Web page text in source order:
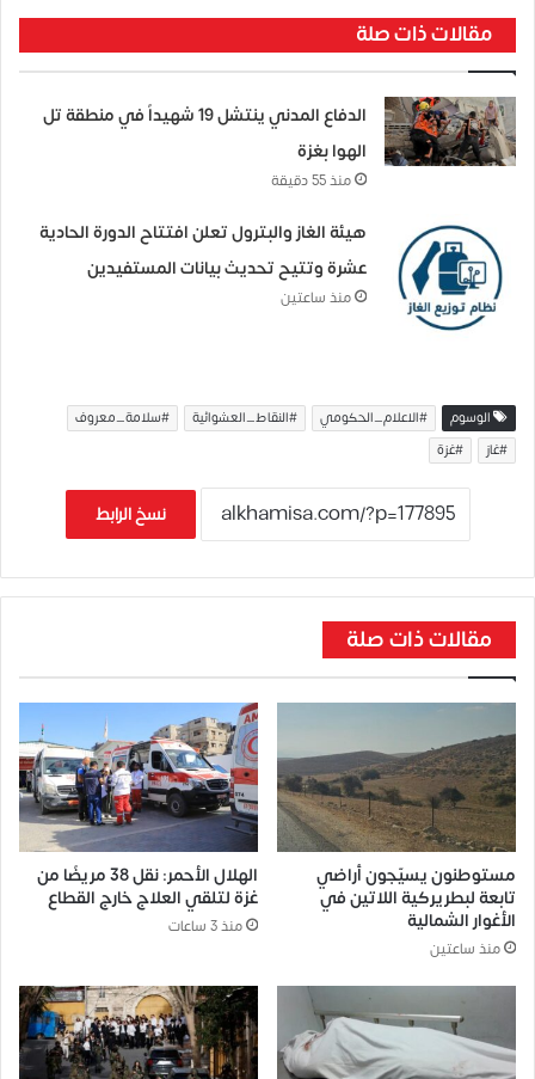
مقالات ذات صلة
الدفاع المدني ينتشل 19 شهيداً في منطقة تل
الهوا بغزة
منذ 55 دقيقة
هيئة الغاز والبترول تعلن افتتاح الدورة الحادية
عشرة وتتيح تحديث بيانات المستفيدين
منذ ساعتين
الوسوم #الاعلام_الحكومي #النقاط_العشوائية
#سلامة_معروف
#غاز
#غزة
نسخ الرابط
مقالات ذات صلة
مستوطنون يسيّجون أراضي
تابعة لبطريركية اللاتين في
الأغوار الشمالية
منذ ساعتين
الهلال الأحمر: نقل 38 مريضًا من
غزة لتلقي العلاج خارج القطاع
منذ 3 ساعات